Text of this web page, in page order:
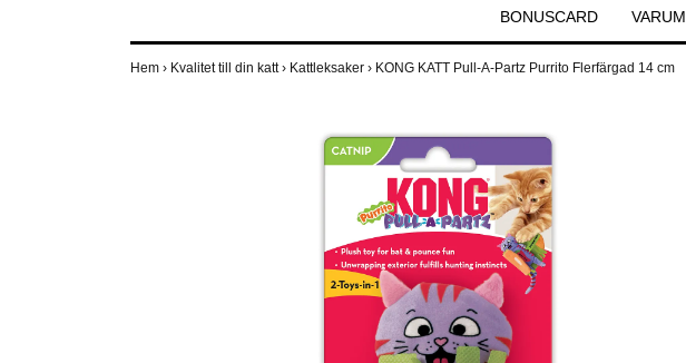
BONUSCARD
Hem › Kvalitet till din katt› Kattleksaker › KONG KATT Pull-A-Partz Purrito Flerfärgad 14 cm